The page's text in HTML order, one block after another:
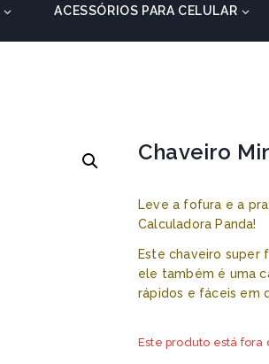
ACESSÓRIOS PARA CELULAR
Chaveiro
Leve a fofura e a
Calculadora Panda!
Este chaveiro super
ele também é uma
rápidos e fáceis em
Este produto está